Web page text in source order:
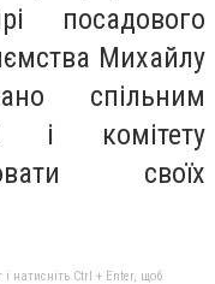
посадового
Михайлу
спільним
і комітету
своїх
натисніть Ctrl + Enter, щоб